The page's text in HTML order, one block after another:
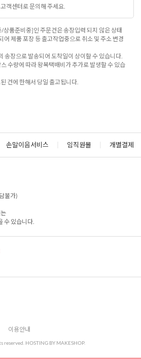
객센터로 문의해 주세요.
상품준비중]인 주문건은 송장입력 되지 않은 상태
어 제품 포장 등 출고작업중으로 취소 및 주소 변경
송장으로 발송되어 도착일이 상이할 수 있습니다.
수량에 따라 왕복택배비가 추가로 발생할 수 있습
건에 한해서 당일 출고됩니다.
손말이음서비스 임직원몰 개별결제
불가)
수 있습니다.
이용안내
reserved. HOSTING BY MAKESHOP.